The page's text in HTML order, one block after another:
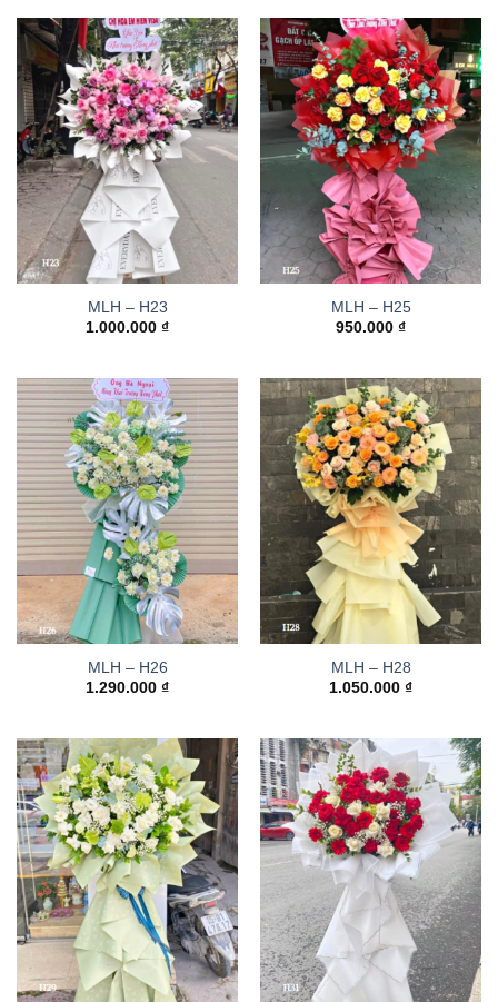
MLH – H23
1.000.000 ₫
MLH – H25
950.000 ₫
MLH – H26
1.290.000 ₫
MLH – H28
1.050.000 ₫